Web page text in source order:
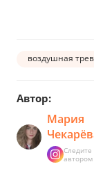
воздушная
Автор:
Мария
Следите
автором